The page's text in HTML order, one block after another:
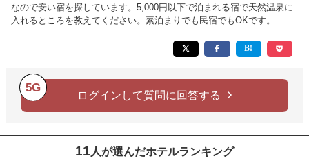
なので安い宿を探しています。5,000円以下で泊まれる宿で天然温泉に
入れるところを教えてください。素泊まりでも民宿でもOKです。
5G
ログインして質問に回答する
11 人が選んだホテルランキング